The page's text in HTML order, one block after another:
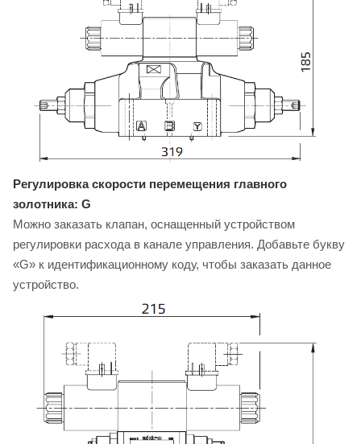
Регулировка скорости перемещения главного
золотника: G
Можно заказать клапан, оснащенный устройством
регулировки расхода в канале управления. Добавьте букву
«G» к идентификационному коду, чтобы заказать данное
устройство.